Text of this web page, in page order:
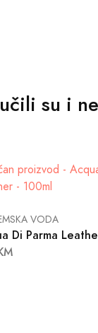
su i
VODA
Di Parma